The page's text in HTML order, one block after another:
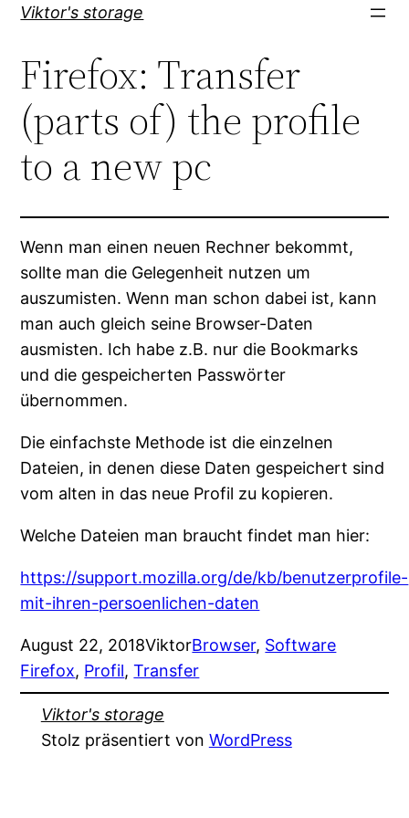
Direkt
Inhalt
wechseln
Viktor's storage
Firefox: Transfer
(parts of) the profile
to a new pc
Wenn man einen neuen Rechner bekommt,
sollte man die Gelegenheit nutzen um
auszumisten. Wenn man schon dabei ist, kann
man auch gleich seine Browser-Daten
ausmisten. Ich habe z.B. nur die Bookmarks
und die gespeicherten Passwörter
übernommen.
Die einfachste Methode ist die einzelnen
Dateien, in denen diese Daten gespeichert sind
vom alten in das neue Profil zu kopieren.
Welche Dateien man braucht findet man hier:
https://support.mozilla.org/de/kb/benutzerprofile-
mit-ihren-persoenlichen-daten
August 22, 2018ViktorBrowser, Software
Firefox, Profil, Transfer
Viktor's storage
Stolz präsentiert von WordPress